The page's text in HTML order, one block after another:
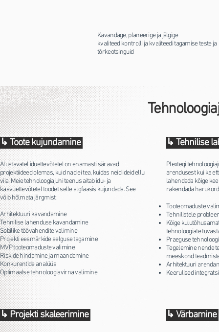
Kavandage, planeerige ja jälgige
kvaliteedikontrolli ja kvaliteedi tagamise teste ja
tõrkeotsinguid
↳ Toote kujundamine
Alustavatel iduettevõtetel on enamasti säravad
projektiideed olemas, kuid nad ei tea, kuidas neid ideid ellu
viia. Meie tehnoloogiajuhi teenus aitab idu- ja
kasvuettevõtetel toodet selle algfaasis kujundada. See
võib hõlmata järgmist:
Arhitektuuri kavandamine
Tehnilise lahenduse kavandamine
Sobilike töövahendite valimine
Projekti eesmärkide selguse tagamine
MVP tooteomaduste valimine
Riskide hindamine ja maandamine
Konkurentide analüüs
Optimaalse tehnoloogiavirna valimine
↳ Tehnilise
Plexteqi
arendusest kui ka
lahendada kõige
rakendada
Tooteomaduste
Tehnilistele
Kõige
tehnoloogiate
Praeguse
Tegelemine nende
meeskond
Arhitektuuri
Keerulised
↳ Projekti skaleerimine ↳ Värbamine